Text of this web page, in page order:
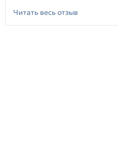
Читать весь отзыв